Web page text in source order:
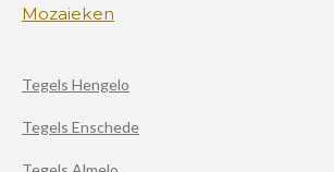
Mozaieken
Tegels Hengelo
Tegels Enschede